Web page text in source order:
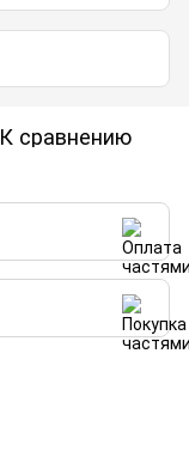
К сравнению